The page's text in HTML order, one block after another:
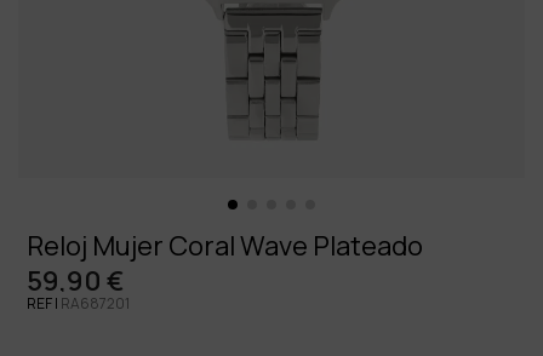
Reloj Mujer Coral Wave Plateado
59,90 €
REF | RA687201